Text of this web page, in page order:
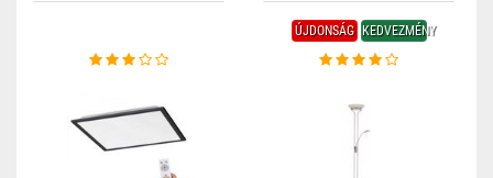
ÚJDONSÁG KEDVEZMÉNY